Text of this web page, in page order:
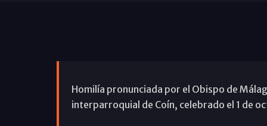
Homilía pronunciada por el Obispo de
interparroquial de Coín, celebrado el 1 de